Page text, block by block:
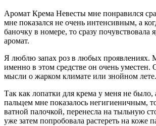
Аромат Крема Невесты мне понравился
мне показался не очень интенсивным, а
баночку в номере, то сразу почувствовала
аромат.
Я люблю запах роз в любых проявлениях.
именно в этом средстве он очень уместен.
мысли о жарком климате или знойном лете.
Так как лопатки для крема у меня не было,
пальцем мне показалось негигиеничным,
ватной палочкой, перенесла на тыльную
уже затем попробовала растереть на коже